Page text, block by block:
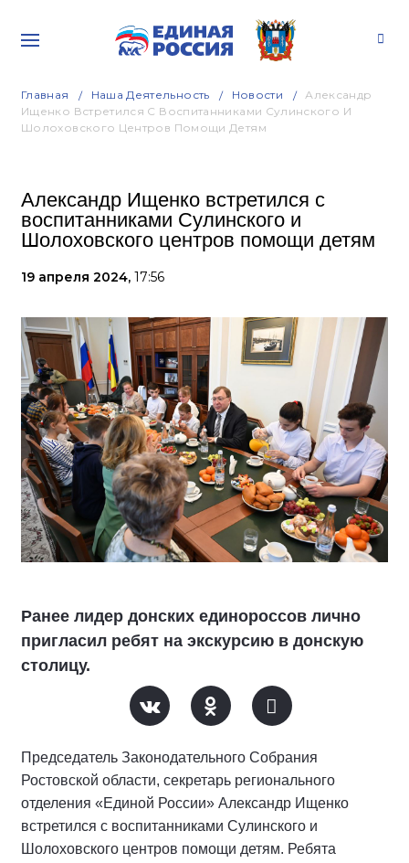
Главная Наша Деятельность Новости
Александр
Ищенко Встретился С Воспитанниками Сулинского И
Шолоховского Центров Помощи Детям
Александр Ищенко встретился с
воспитанниками Сулинского и
Шолоховского центров помощи детям
19 апреля 2024, 17:56
Ранее лидер донских единороссов лично
пригласил ребят на экскурсию в донскую
столицу.
Председатель Законодательного Собрания
Ростовской области, секретарь регионального
отделения «Единой России» Александр И щенко
встретился с воспитанниками Сулинского и
Шолоховского центров помощи детям. Ребята